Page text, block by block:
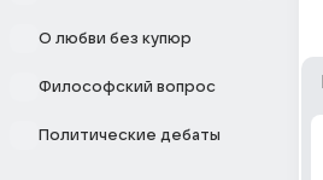
О любви без купюр
Философский вопрос
Политические дебаты